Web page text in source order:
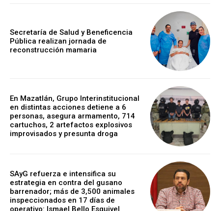
Secretaría de Salud y Beneficencia
Pública realizan jornada de
reconstrucción mamaria
En Mazatlán, Grupo Interinstitucional
en distintas acciones detiene a 6
personas, asegura armamento, 714
cartuchos, 2 artefactos explosivos
improvisados y presunta droga
SAyG refuerza e intensifica su
estrategia en contra del gusano
barrenador; más de 3,500 animales
inspeccionados en 17 días de
operativo: Ismael Bello Esquivel